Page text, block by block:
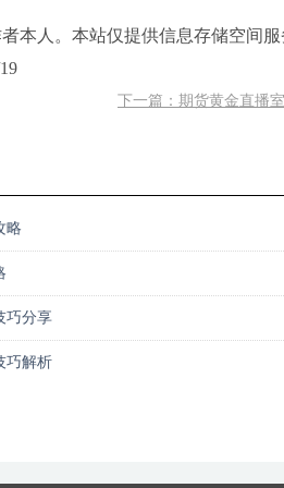
本人。本站仅提供信息存储空间服
下一篇：期货黄金直播
略
巧分享
巧解析